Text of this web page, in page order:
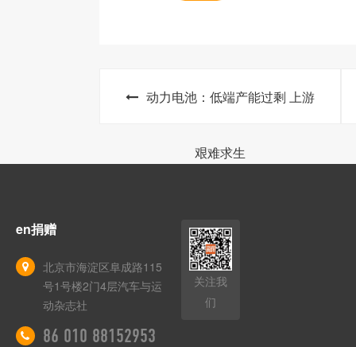
动力电池：低端产能过剩 上游
艰难求生
en捐赠
北京市海淀区阜成路115
号1号楼2门4层汽车与运
动杂志社
86 010 88152953
关注我
们